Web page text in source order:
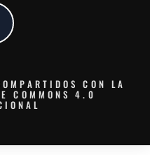
CON LA
COMMONS 4.0